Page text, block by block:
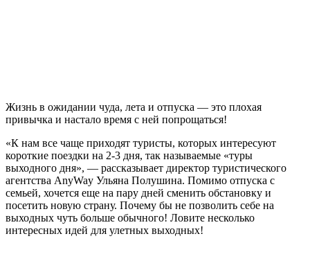
Жизнь в ожидании чуда, лета и отпуска — это плохая
привычка и настало время с ней попрощаться!
«К нам все чаще приходят туристы, которых интересуют
короткие поездки на 2-3 дня, так называемые «туры
выходного дня», — рассказывает директор туристического
агентства AnyWay Ульяна Полушина. Помимо отпуска с
семьей, хочется еще на пару дней сменить обстановку и
посетить новую страну. Почему бы не позволить себе на
выходных чуть больше обычного! Ловите несколько
интересных идей для улетных выходных!